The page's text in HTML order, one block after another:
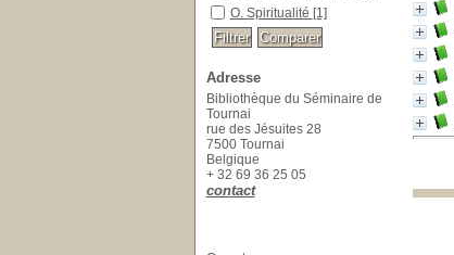
O. Spiritualité [1]
Adresse
Bibliothèque du Séminaire de
Tournai
rue des Jésuites 28
7500 Tournai
Belgique
+ 32 69 36 25 05
contact